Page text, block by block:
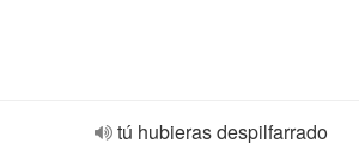
tú hubieras despilfarrado